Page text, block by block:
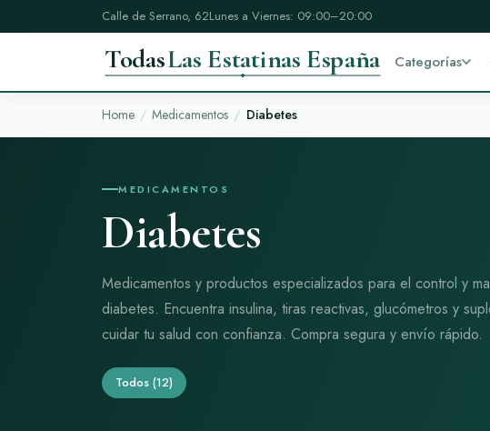
Calle de Serrano, 62Lunes a Viernes: 09:00–20:00
TodasLas Estatinas España Categorías
Home Medicamentos Diabetes
MEDICAMENTOS
Diabetes
Medicamentos y productos especializados para el control y
diabetes. Encuentra insulina, tiras reactivas, glucómetros y
cuidar tu salud con confianza. Compra segura y envío rápido.
Todos (12)